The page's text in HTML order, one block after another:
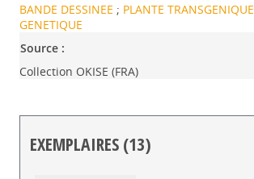
BANDE DESSINEE ; PLANTE TRANSGENIQUE
GENETIQUE
Source :
Collection OKISE (FRA)
EXEMPLAIRES (13)